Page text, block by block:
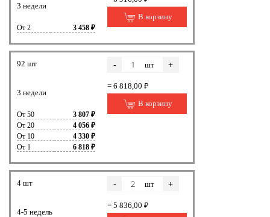
3 недели
От 2 3 458 ₽
В корзину
92 шт
3 недели
От 50
3 807 ₽
От 20
4 056 ₽
От 10
4 330 ₽
От 1
6 818 ₽
- шт +
= 6 818,00 ₽
В корзину
4 шт
4-5 недель
- шт +
= 5 836,00 ₽